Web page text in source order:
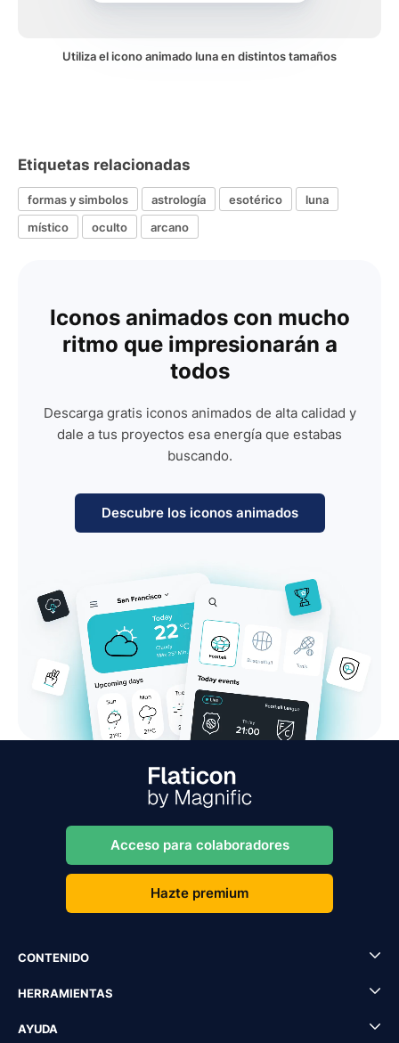
Utiliza el icono animado luna en distintos tamaños
Etiquetas relacionadas
formas y simbolos astrología esotérico
luna
místico
oculto arcano
Iconos animados con mucho
ritmo que impresionarán a
todos
Descarga gratis iconos animados de alta calidad y
dale a tus proyectos esa energía que estabas
buscando.
Descubre los iconos animados
Acceso para colaboradores
Hazte premium
CONTENIDO
HERRAMIENTAS
AYUDA